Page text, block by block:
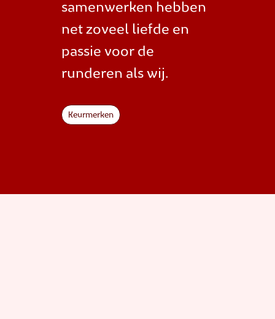
samenwerken hebben
net zoveel liefde en
passie voor de
runderen als wij.
Keurmerken